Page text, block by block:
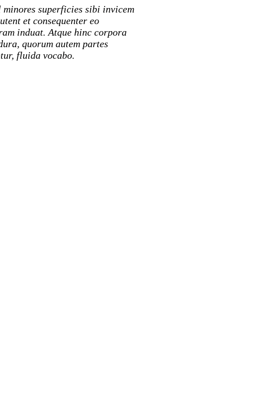
superficies sibi invicem
et consequenter eo
induat. Atque hinc corpora
quorum autem partes
fluida vocabo.